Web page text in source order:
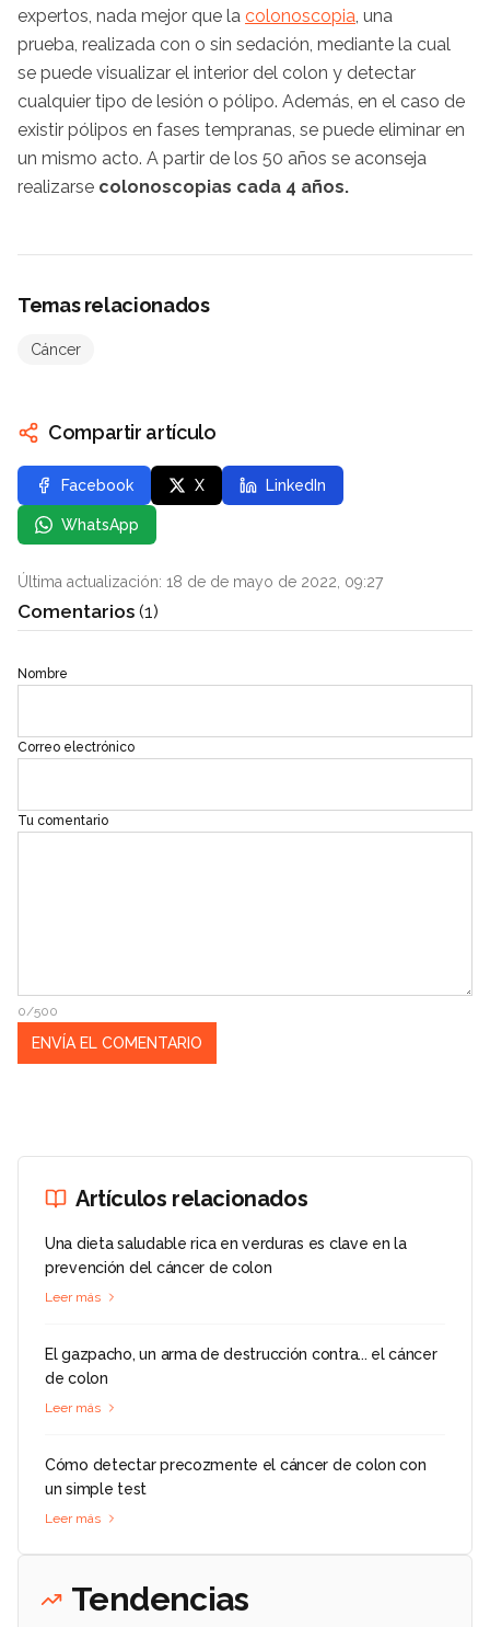
expertos, nada mejor que la colonoscopia, una
prueba, realizada con o sin sedación, mediante la cual
se puede visualizar el interior del colon y detectar
cualquier tipo de lesión o pólipo. Además, en el caso de
existir pólipos en fases tempranas, se puede eliminar en
un mismo acto. A partir de los 50 años se aconseja
realizarse colonoscopias cada 4 años.
Temas relacionados
Cáncer
Compartir artículo
Facebook X LinkedIn
WhatsApp
Última actualización: 18 de de mayo de 2022, 09:27
Comentarios (1)
Nombre
Correo electrónico
Tu comentario
0/500
Artículos relacionados
Una dieta saludable rica en verduras es clave en la
prevención del cáncer de colon
Leer más
El gazpacho, un arma de destrucción contra... el cáncer
de colon
Leer más
Cómo detectar precozmente el cáncer de colon con
un simple test
Leer más
Tendencias